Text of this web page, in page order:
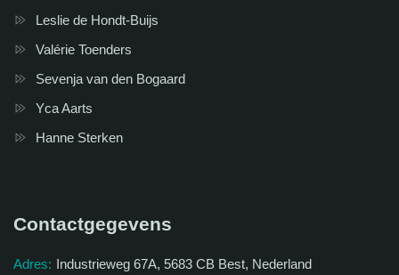
Leslie de Hondt-Buijs
Valérie Toenders
Sevenja van den Bogaard
Yca Aarts
Hanne Sterken
Contactgegevens
Adres: Industrieweg 67A, 5683 CB Best, Nederland